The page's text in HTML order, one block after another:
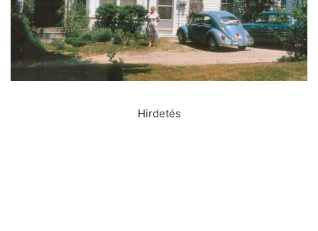
Hirdetés